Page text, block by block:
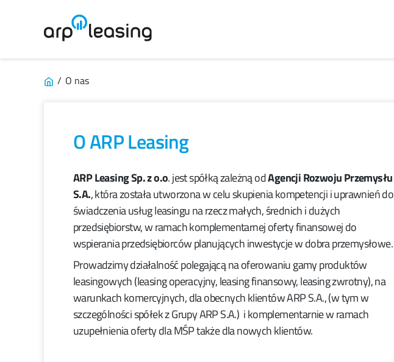
/ O nas
O ARP Leasing
ARP Leasing Sp. z o.o. jest spółką zależną odAgencji Rozwoju Przemysłu
S.A., która została utworzona w celu skupienia kompetencji i uprawnień do
świadczenia usług leasingu na rzecz małych, średnich i dużych
przedsiębiorstw, w ramach komplementarnej oferty finansowej do
wspierania przedsiębiorców planujących inwestycje w dobra przemysłowe.
Prowadzimy działalność polegającą na oferowaniu gamy produktów
leasingowych (leasing operacyjny, leasing finansowy, leasing zwrotny), na
warunkach komercyjnych, dla obecnych klientów ARP S.A., (w tym w
szczególności spółek z Grupy ARP S.A.) i komplementarnie w ramach
uzupełnienia oferty dla MŚP także dla nowych klientów.